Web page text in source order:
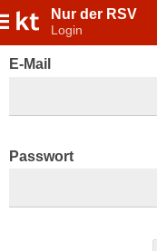
Nur der RSV
Login
E-Mail
Passwort